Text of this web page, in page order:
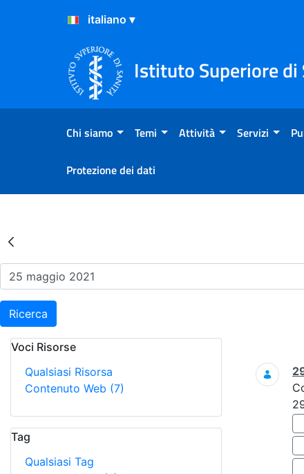
Salta al Contenuto
Salta al Footer
Istituto Superiore di
Chi siamo Temi Attività Servizi
Protezione dei dati
Risultati della Ricerca -
Ricerca
Voci Risorse
Qualsiasi Risorsa
Contenuto Web (7)
Tag
Qualsiasi Tag
Ricerca